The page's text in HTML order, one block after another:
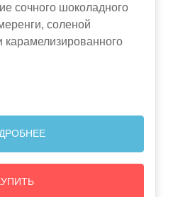
сочного шоколадного
соленой
карамелизированного